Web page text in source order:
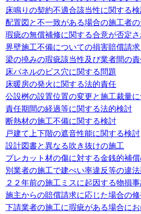
床鳴りの契約不適合該当性に関する
配置図と不一致がある場合の施工者の
瑕疵の無償補修に関する合意が否定さ
界壁施工不備についての損害賠償請
梁の撓みの瑕疵該当性及び業者間の
床パネルのビス穴に関する問題
床暖房の発火に関する法的責任
公設桝の設置位置の変更と施工裁量に
責任期間の経過等に関する法的検討
断熱材の施工不備に関する検討
戸建て上下階の遮音性能に関する検討
設計図書と異なる吹き抜けの施工
プレカット材の傷に対する金銭的補
別業者の施工で建ぺい率違反等の違
２２年前の施工ミスに起因する物損
施主からの賠償請求に応じた場合の
下請業者の施工に瑕疵がある場合に